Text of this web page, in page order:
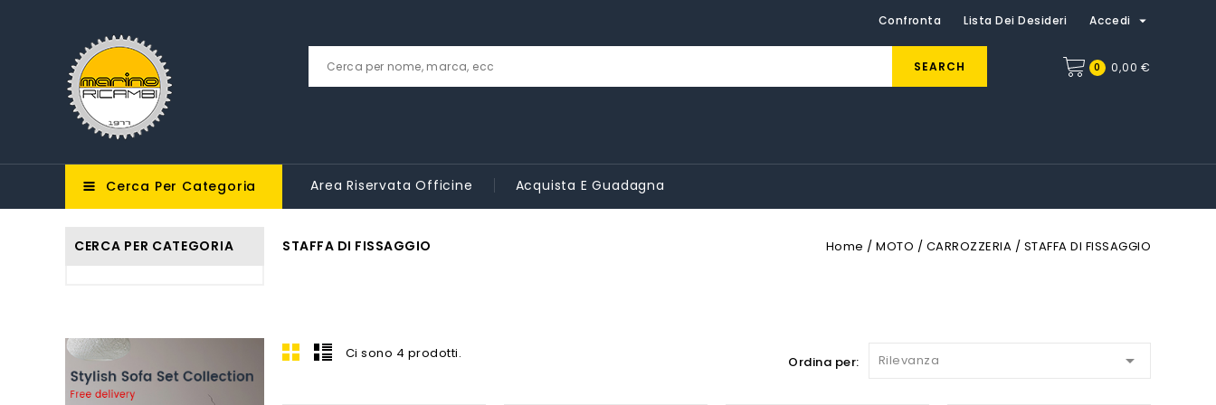
Accedi 
Lista Dei Desideri
Confronta
0 0,00 €
SEARCH
Cerca Per Categoria Area Riservata Officine Acquista E Guadagna
CERCA PER CATEGORIA STAFFA DI FISSAGGIO Home MOTO CARROZZERIA STAFFA DI FISSAGGIO
Ci sono 4 prodotti.
Ordina per: Rilevanza 